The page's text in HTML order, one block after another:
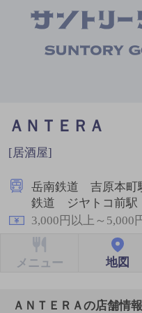
ＡＮＴＥＲＡ
[居酒屋]
岳南鉄道 吉原本町
鉄道 ジヤトコ前駅
3,000円以上～5,000
メニュー 地図
ＡＮＴＥＲＡの店舗情報